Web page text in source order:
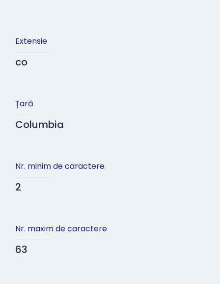
Extensie
co
Țară
Columbia
Nr. minim de caractere
2
Nr. maxim de caractere
63